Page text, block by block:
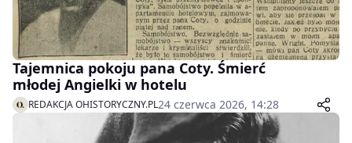
Tajemnica pokoju pana Coty. Śmierć
młodej Angielki w hotelu
REDAKCJA OHISTORYCZNY.PL24 czerwca 2026, 14:28